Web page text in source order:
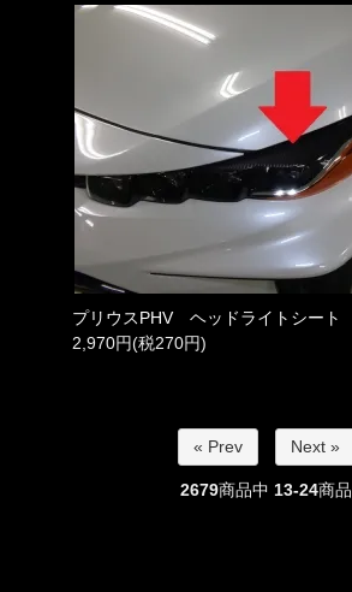
プリウスPHV ヘッドライトシート
2,970円(税270円)
« Prev Next »
2679商品中 13-24商品